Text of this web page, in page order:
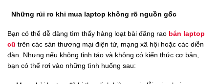
Những rủi ro khi mua laptop không rõ nguồn gốc
Bạn có thể dễ dàng tìm thấy hàng loạt bài đăng rao bán laptop
cũ trên các sàn thương mại điện tử, mạng xã hội hoặc các diễn
đàn. Nhưng nếu không tỉnh táo và không có kiến thức cơ bản,
bạn có thể rơi vào những tình huống sau: